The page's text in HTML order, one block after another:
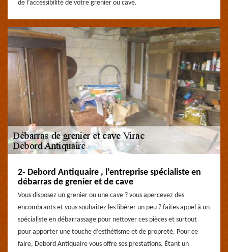
de l’accessibilité de votre grenier ou cave.
2- Debord Antiquaire , l’entreprise spécialiste en
débarras de grenier et de cave
Vous disposez un grenier ou une cave ? vous apercevez des
encombrants et vous souhaitez les libérer un peu ? faites appel à un
spécialiste en débarrassage pour nettoyer ces pièces et surtout
pour apporter une touche d’esthétisme et de propreté. Pour ce
faire, Debord Antiquaire vous offre ses prestations. Étant un